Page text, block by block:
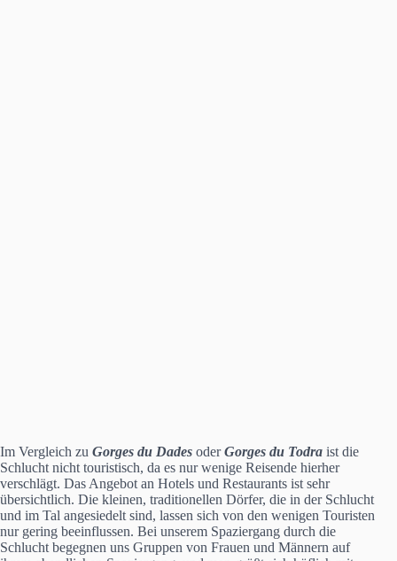
Im Vergleich zu Gorges du Dades oderGorges du Todra ist die
Schlucht nicht touristisch, da es nur wenige Reisende hierher
verschlägt. Das Angebot an Hotels und Restaurants ist sehr
übersichtlich. Die kleinen, traditionellen Dörfer, die in der Schlucht
und im Tal angesiedelt sind, lassen sich von den wenigen Touristen
nur gering beeinflussen. Bei unserem Spaziergang durch die
Schlucht begegnen uns Gruppen von Frauen und Männern auf